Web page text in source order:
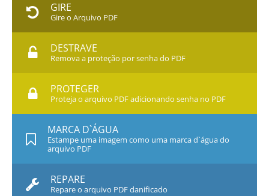
GIRE
Gire o Arquivo PDF
DESTRAVE
Remova a proteção por senha do PDF
PROTEGER
Proteja o arquivo PDF adicionando senha no PDF
MARCA D`ÁGUA
Estampe uma imagem como uma marca d`água do
arquivo PDF
REPARE
Repare o arquivo PDF danificado